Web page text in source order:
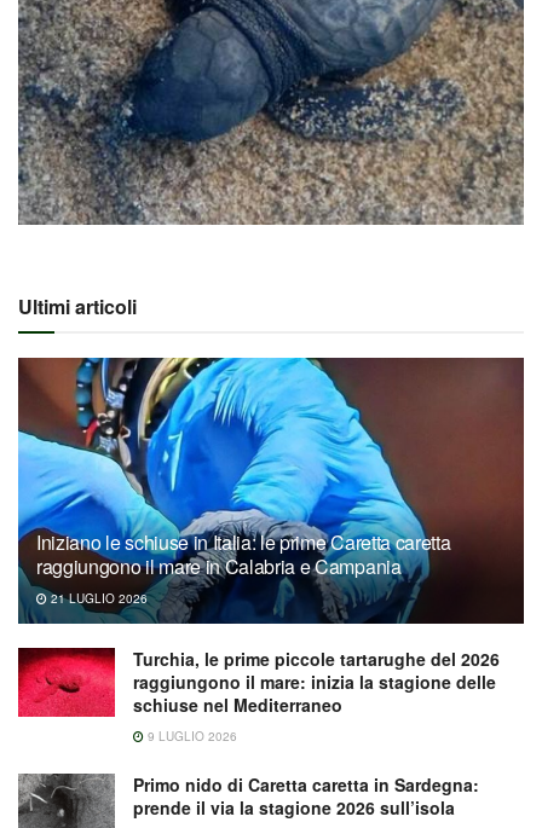
Ultimi articoli
Iniziano le schiuse in Italia: le prime Caretta caretta
raggiungono il mare in Calabria e Campania
21 LUGLIO 2026
Turchia, le prime piccole tartarughe del 2026
raggiungono il mare: inizia la stagione delle
schiuse nel Mediterraneo
9 LUGLIO 2026
Primo nido di Caretta caretta in Sardegna:
prende il via la stagione 2026 sull’isola